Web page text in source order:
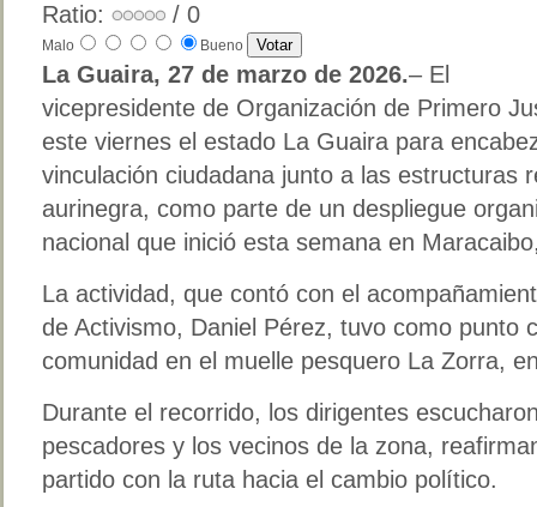
Ratio: / 0
Malo Bueno
La Guaira, 27 de marzo de 2026.– El
vicepresidente de Organización de Primero
este viernes el estado La Guaira para
vinculación ciudadana junto a las estructuras
aurinegra, como parte de un despliegue
nacional que inició esta semana en
La actividad, que contó con el
de Activismo, Daniel Pérez, tuvo como punto
comunidad en el muelle pesquero La Zorra,
Durante el recorrido, los dirigentes
pescadores y los vecinos de la zona,
partido con la ruta hacia el cambio político.